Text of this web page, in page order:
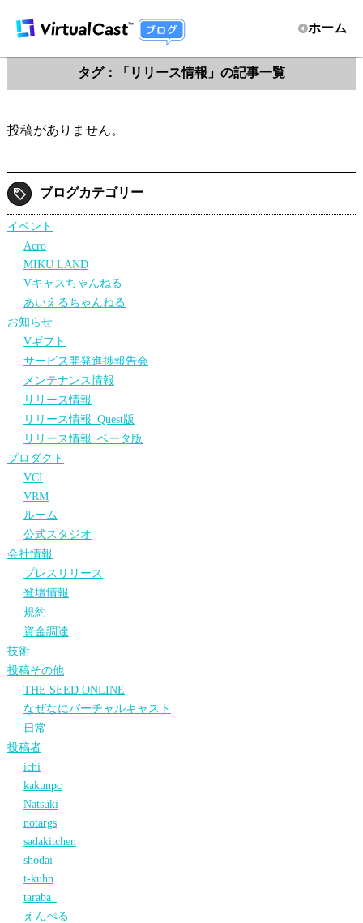
ホーム
タグ：「リリース情報」の記事一覧
投稿がありません。
ブログカテゴリー
イベント
Acro
MIKU LAND
Vキャスちゃんねる
あいえるちゃんねる
お知らせ
Vギフト
サービス開発進捗報告会
メンテナンス情報
リリース情報
リリース情報_Quest版
リリース情報_ベータ版
プロダクト
VCI
VRM
ルーム
公式スタジオ
会社情報
プレスリリース
登壇情報
規約
資金調達
技術
投稿その他
THE SEED ONLINE
なぜなにバーチャルキャスト
日常
投稿者
ichi
kakunpc
Natsuki
notargs
sadakitchen
shodai
t-kuhn
taraba_
えんぺる